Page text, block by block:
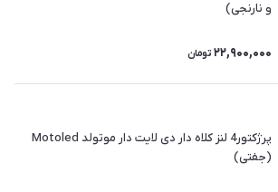
و نارنجی)
22,900,000 تومان
پرژکتور4 لنز کلاه دار دی لایت دار موتولد Motoled
(جفتی)